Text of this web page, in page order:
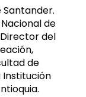
Santander.
de
del
de
Institución